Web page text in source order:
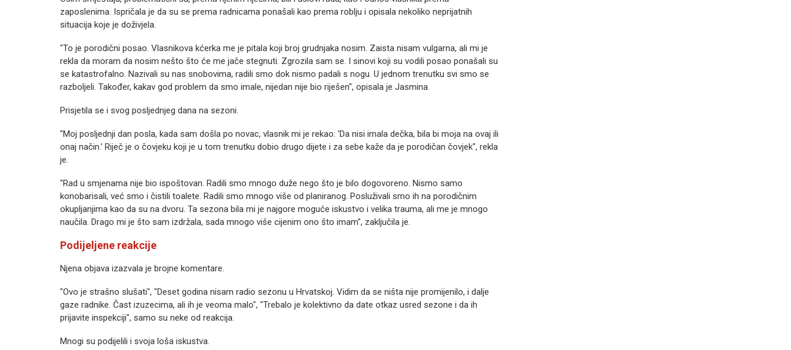
zaposlenima. Ispričala je da su se prema radnicama ponašali kao prema roblju i opisala nekoliko neprijatnih
situacija koje je doživjela.
"To je porodični posao. Vlasnikova kćerka me je pitala koji broj grudnjaka nosim. Zaista nisam vulgarna, ali mi je
rekla da moram da nosim nešto što će me jače stegnuti. Zgrozila sam se. I sinovi koji su vodili posao ponašali su
se katastrofalno. Nazivali su nas snobovima, radili smo dok nismo padali s nogu. U jednom trenutku svi smo se
razboljeli. Također, kakav god problem da smo imale, nijedan nije bio riješen", opisala je Jasmina.
Prisjetila se i svog posljednjeg dana na sezoni.
"Moj posljednji dan posla, kada sam došla po novac, vlasnik mi je rekao: 'Da nisi imala dečka, bila bi moja na ovaj ili
onaj način.' Riječ je o čovjeku koji je u tom trenutku dobio drugo dijete i za sebe kaže da je porodičan čovjek", rekla
je.
"Rad u smjenama nije bio ispoštovan. Radili smo mnogo duže nego što je bilo dogovoreno. Nismo samo
konobarisali, već smo i čistili toalete. Radili smo mnogo više od planiranog. Posluživali smo ih na porodičnim
okupljanjima kao da su na dvoru. Ta sezona bila mi je najgore moguće iskustvo i velika trauma, ali me je mnogo
naučila. Drago mi je što sam izdržala, sada mnogo više cijenim ono što imam", zaključila je.
Podijeljene reakcije
Njena objava izazvala je brojne komentare.
"Ovo je strašno slušati", "Deset godina nisam radio sezonu u Hrvatskoj. Vidim da se ništa nije promijenilo, i dalje
gaze radnike. Čast izuzecima, ali ih je veoma malo", "Trebalo je kolektivno da date otkaz usred sezone i da ih
prijavite inspekciji", samo su neke od reakcija.
Mnogi su podijelili i svoja loša iskustva.